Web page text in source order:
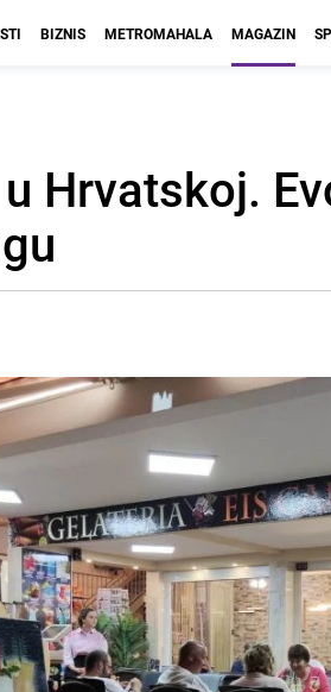
BIZNIS METROMAHALA MAGAZIN
Hrvatskoj.